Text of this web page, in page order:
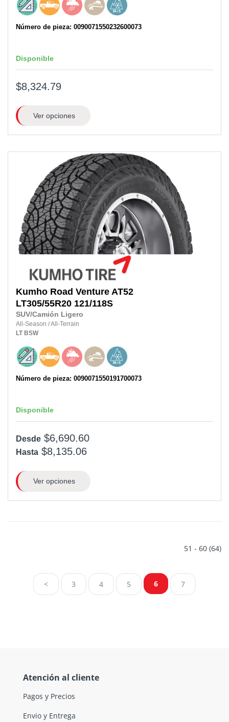
Número de pieza: 0090071550232600073
Disponible
$8,324.79
Ver opciones
Kumho Road Venture AT52
LT305/55R20 121/118S
SUV/Camión Ligero
All-Season /All-Terrain
LT BSW
Número de pieza: 0090071550191700073
Disponible
Desde $6,690.60
Hasta $8,135.06
Ver opciones
51 - 60 (64)
< 3 4 5 6 7
Atención al cliente
Pagos y Precios
Envio y Entrega